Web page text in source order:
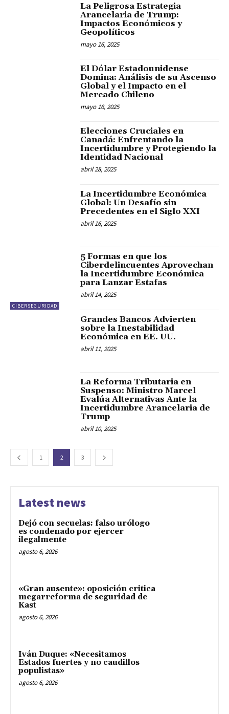
La Peligrosa Estrategia
Arancelaria de Trump:
Impactos Económicos y
Geopolíticos
mayo 16, 2025
El Dólar Estadounidense
Domina: Análisis de su Ascenso
Global y el Impacto en el
Mercado Chileno
mayo 16, 2025
Elecciones Cruciales en
Canadá: Enfrentando la
Incertidumbre y Protegiendo la
Identidad Nacional
abril 28, 2025
La Incertidumbre Económica
Global: Un Desafío sin
Precedentes en el Siglo XXI
abril 16, 2025
CIBERSEGURIDAD
5 Formas en que los
Ciberdelincuentes Aprovechan
la Incertidumbre Económica
para Lanzar Estafas
abril 14, 2025
Grandes Bancos Advierten
sobre la Inestabilidad
Económica en EE. UU.
abril 11, 2025
La Reforma Tributaria en
Suspenso: Ministro Marcel
Evalúa Alternativas Ante la
Incertidumbre Arancelaria de
Trump
abril 10, 2025
1 2 3
Latest news
Dejó con secuelas: falso urólogo
es condenado por ejercer
ilegalmente
agosto 6, 2026
«Gran ausente»: oposición critica
megarreforma de seguridad de
Kast
agosto 6, 2026
Iván Duque: «Necesitamos
Estados fuertes y no caudillos
populistas»
agosto 6, 2026